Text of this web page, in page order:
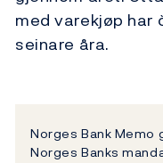
med varekjøp har
seinare åra.
Norges Bank Memo
Norges Banks